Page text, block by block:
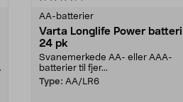
AA-batterier
Varta Longlife Power batteri
24 pk
Svanemerkede AA- eller AAA-
batterier til fjer...
Type: AA/LR6